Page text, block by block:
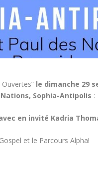
le dimanche 29
Sophia-Antipolis :
en invité Kadria
et le Parcours Alpha!